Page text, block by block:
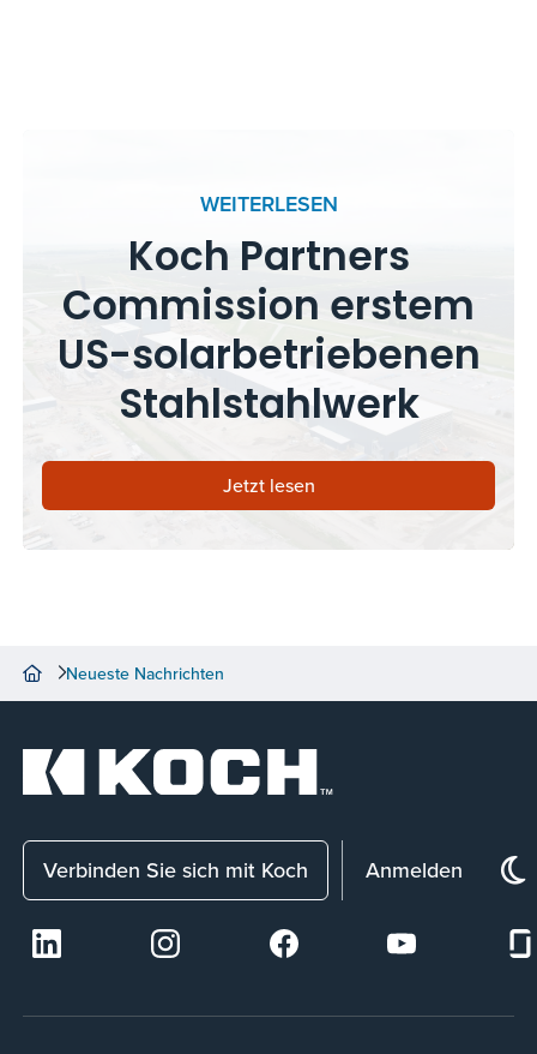
WEITERLESEN
Koch Partners
Commission erstem
US-solarbetriebenen
Stahlstahlwerk
Jetzt lesen
Neueste Nachrichten
Verbinden Sie sich mit Koch Anmelden